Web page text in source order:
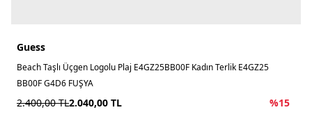
Guess
Beach Taşlı Üçgen Logolu Plaj E4GZ25BB00F Kadın Terlik E4GZ25
BB00F G4D6 FUŞYA
2.400,00TL2.040,00 TL %15